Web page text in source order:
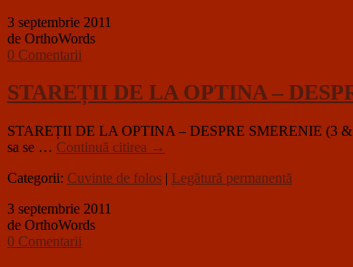
3 septembrie 2011
de OrthoWords
0 Comentarii
STAREȚII DE LA OPTINA –
STAREȚII DE LA OPTINA – DESPRE SMERENIE (3 &
sa se … Continuă citirea →
Categorii: Cuvinte de folos | Legătură permanentă
3 septembrie 2011
de OrthoWords
0 Comentarii